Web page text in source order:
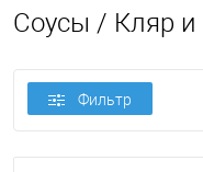
Соусы / Кляр и
Фильтр